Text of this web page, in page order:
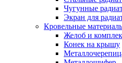
Чугунные
Экран для
Кровельные
Желоб и
Конек на крышу